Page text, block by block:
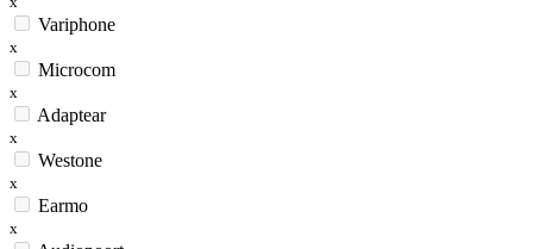
Variphone
x
Microcom
x
Adaptear
x
Westone
x
Earmo
x